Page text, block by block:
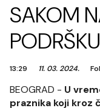
SAKOM
PODRŠKU
13:29 11. 03. 2024.
BEOGRAD - U
praznika koji kroz